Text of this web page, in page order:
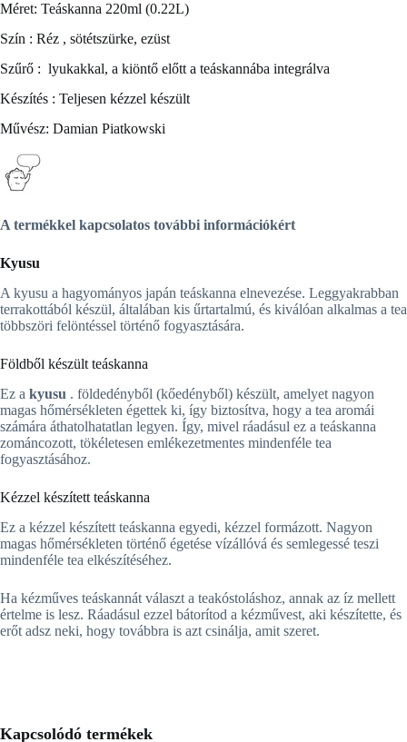
Méret: Teáskanna 220ml (0.22L)
Szín : Réz , sötétszürke, ezüst
Szűrő : lyukakkal, a kiöntő előtt a teáskannába integrálva
Készítés : Teljesen kézzel készült
Művész: Damian Piatkowski
A termékkel kapcsolatos további információkért
Kyusu
A kyusu a hagyományos japán teáskanna elnevezése. Leggyakrabban
terrakottából készül, általában kis űrtartalmú, és kiválóan alkalmas a tea
többszöri felöntéssel történő fogyasztására.
Földből készült teáskanna
Ez a kyusu . földedényből (kőedényből) készült, amelyet nagyon
magas hőmérsékleten égettek ki, így biztosítva, hogy a tea aromái
számára áthatolhatatlan legyen. Így, mivel ráadásul ez a teáskanna
zománcozott, tökéletesen emlékezetmentes mindenféle tea
fogyasztásához.
Kézzel készített teáskanna
Ez a kézzel készített teáskanna egyedi, kézzel formázott. Nagyon
magas hőmérsékleten történő égetése vízállóvá és semlegessé teszi
mindenféle tea elkészítéséhez.
Ha kézműves teáskannát választ a teakóstoláshoz, annak az íz mellett
értelme is lesz. Ráadásul ezzel bátorítod a kézművest, aki készítette, és
erőt adsz neki, hogy továbbra is azt csinálja, amit szeret.
Kapcsolódó termékek